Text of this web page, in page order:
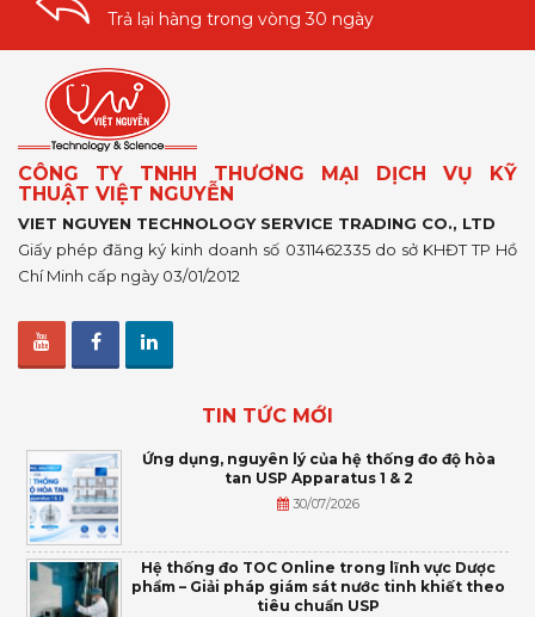
Trả lại hàng trong vòng 30 ngày
CÔNG TY TNHH THƯƠNG MẠI DỊCH VỤ KỸ
THUẬT VIỆT NGUYỄN
VIET NGUYEN TECHNOLOGY SERVICE TRADING CO., LTD
Giấy phép đăng ký kinh doanh số 0311462335 do sở KHĐT TP Hồ
Chí Minh cấp ngày 03/01/2012
TIN TỨC MỚI
Ứng dụng, nguyên lý của hệ thống đo độ hòa
tan USP Apparatus 1 & 2
30/07/2026
Hệ thống đo TOC Online trong lĩnh vực Dược
phẩm – Giải pháp giám sát nước tinh khiết theo
tiêu chuẩn USP